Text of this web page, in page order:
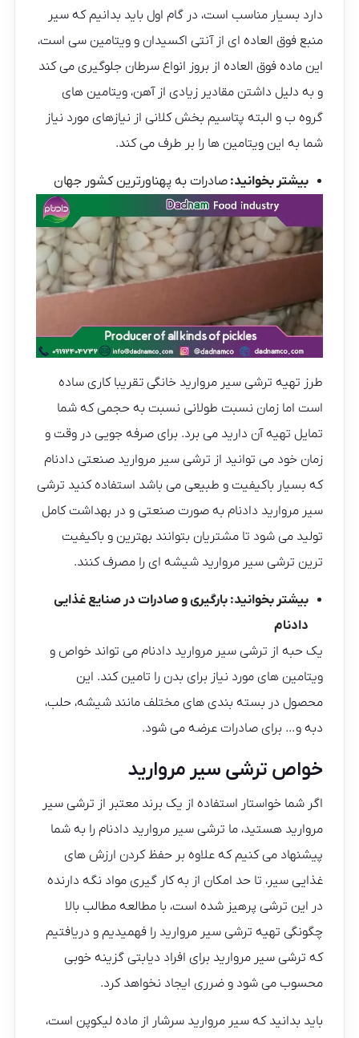
دارد بسیار مناسب است، در گام اول باید بدانیم که سیر
منبع فوق العاده ای از آنتی اکسیدان و ویتامین سی است،
این ماده فوق العاده از بروز انواع سرطان جلوگیری می کند
و به دلیل داشتن مقادیر زیادی از آهن، ویتامین های
گروه ب و البته پتاسیم بخش کلانی از نیازهای مورد نیاز
شما به این ویتامین ها را بر طرف می کند.
بیشتر بخوانید:صادرات به پهناورترین کشور جهان
طرز تهیه ترشی سیر مروارید خانگی تقریبا کاری ساده
است اما زمان نسبت طولانی نسبت به حجمی که شما
تمایل تهیه آن دارید می برد. برای صرفه جویی در وقت و
زمان خود می توانید از ترشی سیر مروارید صنعتی دادنام
که بسیار باکیفیت و طبیعی می باشد استفاده کنید ترشی
سیر مروارید دادنام به صورت صنعتی و در بهداشت کامل
تولید می شود تا مشتریان بتوانند بهترین و باکیفیت
ترین ترشی سیر مروارید شیشه ای را مصرف کنند.
بیشتر بخوانید: بارگیری و صادرات در صنایع غذایی
دادنام
یک حبه از ترشی سیر مروارید دادنام می تواند خواص و
ویتامین های مورد نیاز برای بدن را تامین کند. این
محصول در بسته بندی های مختلف مانند شیشه، حلب،
دبه و… برای صادرات عرضه می شود.
خواص ترشی سیر مروارید
اگر شما خواستار استفاده از یک برند معتبر از ترشی سیر
مروارید هستید، ما ترشی سیر مروارید دادنام را به شما
پیشنهاد می کنیم که علاوه بر حفظ کردن ارزش های
غذایی سیر، تا حد امکان از به کار گیری مواد نگه دارنده
در این ترشی پرهیز شده است، با مطالعه مطالب بالا
چگونگی تهیه ترشی سیر مروارید را فهمیدیم و دریافتیم
که ترشی سیر مروارید برای افراد دیابتی گزینه خوبی
محسوب می شود و ضرری ایجاد نخواهد کرد.
باید بدانید که سیر مروارید سرشار از ماده لیکوپن است،